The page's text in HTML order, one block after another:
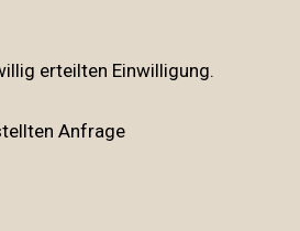
erteilten Einwilligung.
Anfrage